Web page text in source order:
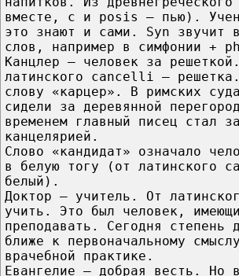
вместе, с и posis — пью).
это знают и сами. Syn звучит
слов, например в симфонии +
Канцлер — человек за
латинского cancelli — решетка.
слову «карцер». В римских
сидели за деревянной
временем главный писец стал
канцелярией.
Слово «кандидат» означало
в белую тогу (от латинского
белый).
Доктор — учитель. От
учить. Это был человек,
преподавать. Сегодня степень
ближе к первоначальному
врачебной практике.
Евангелие — добрая весть. Но